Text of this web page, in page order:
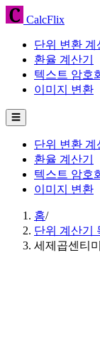
CalcFlix
단위 변환 계
환율 계산기
텍스트 암호
이미지 변환
☰
단위 변환 계
환율 계산기
텍스트 암호
이미지 변환
홈/
단위 계산기
세제곱센티